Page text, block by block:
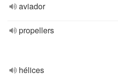
aviador
propellers
hélices